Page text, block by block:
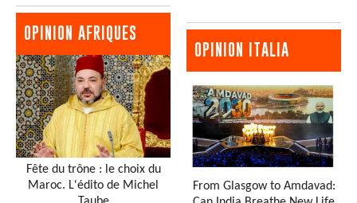
OPINION AFRIQUES
Fête du trône : le choix du
Maroc. L'édito de Michel
OPINION ITALIA
From Glasgow to Amdavad: